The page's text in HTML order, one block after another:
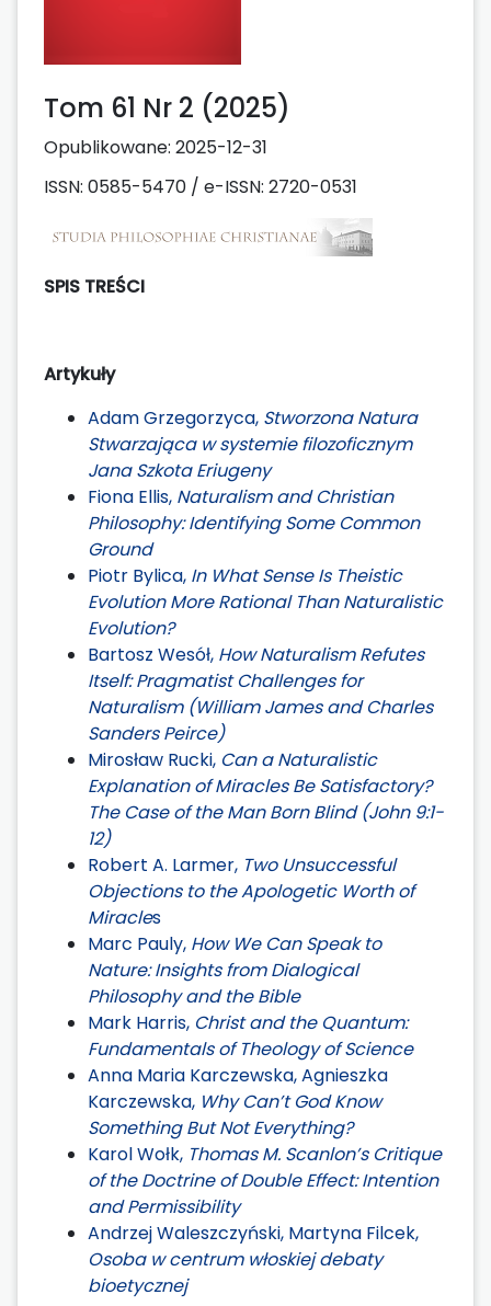
Tom 61 Nr 2 (2025)
Opublikowane: 2025-12-31
ISSN: 0585-5470 / e-ISSN: 2720-0531
SPIS TREŚCI
Artykuły
Adam Grzegorzyca, Stworzona Natura
Stwarzająca w systemie filozoficznym
Jana Szkota Eriugeny
Fiona Ellis, Naturalism and Christian
Philosophy: Identifying Some Common
Ground
Piotr Bylica, In What Sense Is Theistic
Evolution More Rational Than Naturalistic
Evolution?
Bartosz Wesół, How Naturalism Refutes
Itself: Pragmatist Challenges for
Naturalism (William James and Charles
Sanders Peirce)
Mirosław Rucki, Can a Naturalistic
Explanation of Miracles Be Satisfactory?
The Case of the Man Born Blind (John 9:1-
12)
Robert A. Larmer, Two Unsuccessful
Objections to the Apologetic Worth of
Miracles
Marc Pauly, How We Can Speak to
Nature: Insights from Dialogical
Philosophy and the Bible
Mark Harris, Christ and the Quantum:
Fundamentals of Theology of Science
Anna Maria Karczewska, Agnieszka
Karczewska, Why Can’t God Know
Something But Not Everything?
Karol Wołk, Thomas M. Scanlon’s Critique
of the Doctrine of Double Effect: Intention
and Permissibility
Andrzej Waleszczyński, Martyna Filcek,
Osoba w centrum włoskiej debaty
bioetycznej